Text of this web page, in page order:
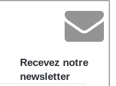
Recevez notre
newsletter